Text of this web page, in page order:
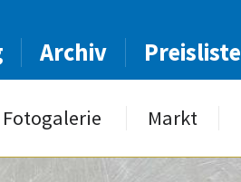
Archiv Preisliste
Fotogalerie Markt